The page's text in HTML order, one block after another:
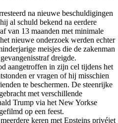
na nieuwe beschuldigingen
al schuld bekend na eerdere
van 13 maanden met minimale
nieuwe onderzoek werden echter
meisjes die de zakenman
dreigde.
aangetroffen in zijn cel tijdens het
er vragen of hij misschien
te beschermen. De steenrijke
met verschillende
Trump via het New Yorkse
op een feest.
keren met Epsteins privéjet